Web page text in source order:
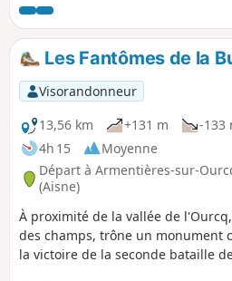
de l'Abbaye de Longpont, passe
1938. Des hêtraies et des
de fougères, sont au rendez-vous
essentiellement forestier.
Les Fantômes de la
Visorandonneur
13,56 km
+131 m
-133
4h 15
Moyenne
Départ à Armentières-sur-
(Aisne)
À proximité de la vallée de
des champs, trône un monument
la victoire de la seconde bataille